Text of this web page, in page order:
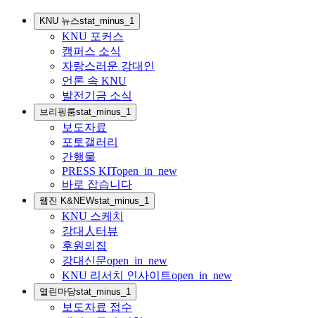
KNU 뉴스stat_minus_1
KNU 포커스
캠퍼스 소식
자랑스러운 강대인
언론 속 KNU
발전기금 소식
브리핑룸stat_minus_1
보도자료
포토갤러리
간행물
PRESS KITopen_in_new
바로 잡습니다
웹진 K&NEWstat_minus_1
KNU 스케치
강대人터뷰
후원의집
강대신문open_in_new
KNU 리서치 인사이트open_in_new
열린마당stat_minus_1
보도자료 접수